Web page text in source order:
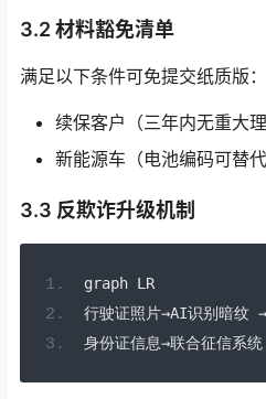
3.2 材料豁免清单
满足以下条件可免提交纸质版：
续保客户（三年内无重大理
新能源车（电池编码可替代
3.3 反欺诈升级机制
graph LR
行驶证照片→AI识别暗纹 →
身份证信息→联合征信系统